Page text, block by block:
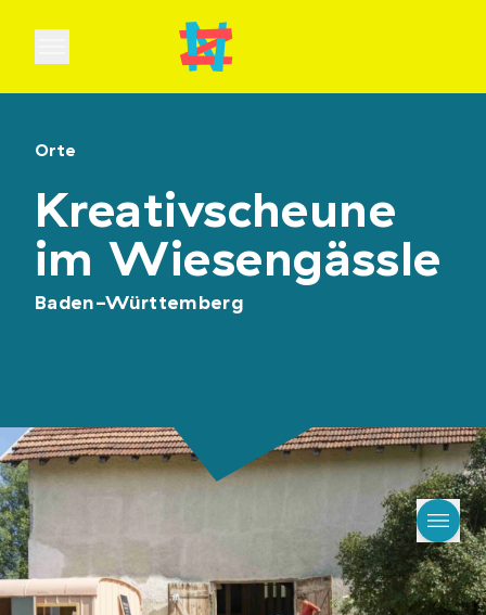
Open main menu
Orte
Kreativscheune
im Wiesengässle
Baden-Württemberg